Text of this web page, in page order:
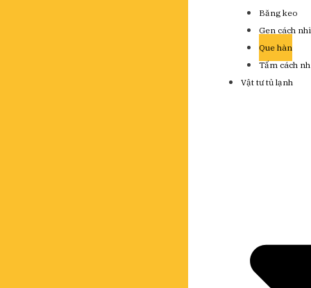
Băng keo
Gen cách
Que hàn
Tấm cách
Vật tư tủ lạnh